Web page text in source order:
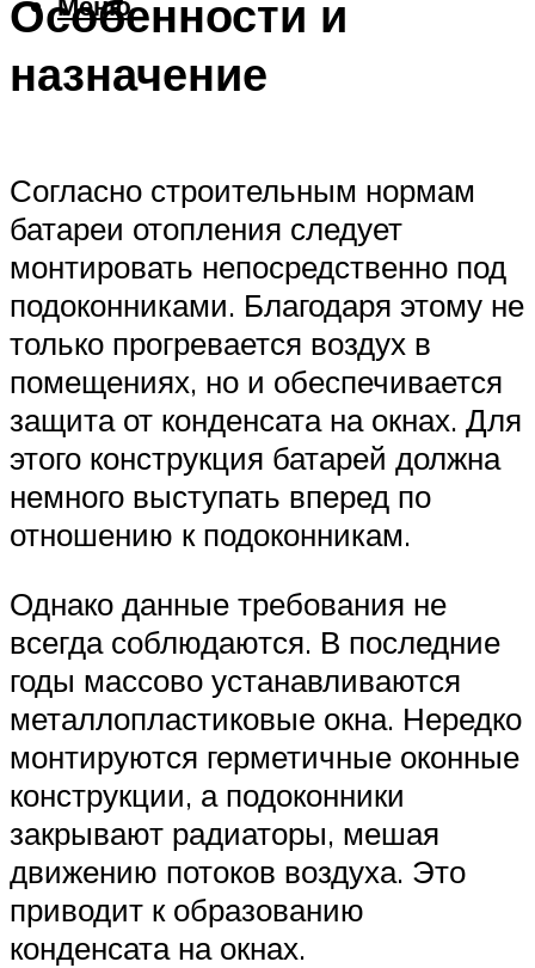
Особенности и
назначение
Согласно строительным нормам
батареи отопления следует
монтировать непосредственно под
подоконниками. Благодаря этому не
только прогревается воздух в
помещениях, но и обеспечивается
защита от конденсата на окнах. Для
этого конструкция батарей должна
немного выступать вперед по
отношению к подоконникам.
Однако данные требования не
всегда соблюдаются. В последние
годы массово устанавливаются
металлопластиковые окна. Нередко
монтируются герметичные оконные
конструкции, а подоконники
закрывают радиаторы, мешая
движению потоков воздуха. Это
приводит к образованию
конденсата на окнах.